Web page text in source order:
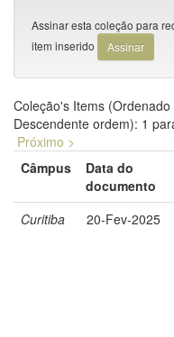
Assinar esta coleção para
item inserido
Coleção's Items
Descendente ordem): 1
Próximo >
Câmpus
Data do
documento
Curitiba 20-Fev-2025